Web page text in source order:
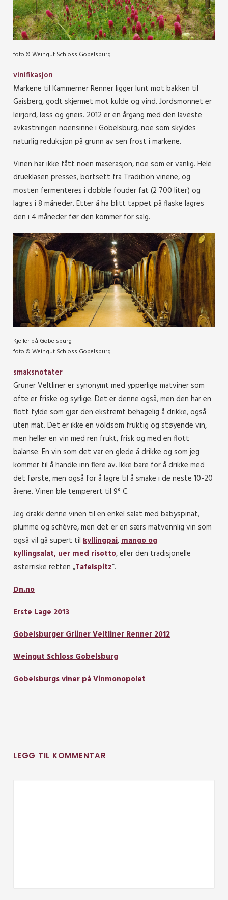
foto © Weingut Schloss Gobelsburg
vinifikasjon
Markene til Kammerner Renner ligger lunt mot bakken til
Gaisberg, godt skjermet mot kulde og vind. Jordsmonnet er
leirjord, løss og gneis. 2012 er en årgang med den laveste
avkastningen noensinne i Gobelsburg, noe som skyldes
naturlig reduksjon på grunn av sen frost i markene.
Vinen har ikke fått noen maserasjon, noe som er vanlig. Hele
drueklasen presses, bortsett fra Tradition vinene, og
mosten fermenteres i dobble fouder fat (2 700 liter) og
lagres i 8 måneder. Etter å ha blitt tappet på flaske lagres
den i 4 måneder før den kommer for salg.
Kjeller på Gobelsburg
foto © Weingut Schloss Gobelsburg
smaksnotater
Gruner Veltliner er synonymt med ypperlige matviner som
ofte er friske og syrlige. Det er denne også, men den har en
flott fylde som gjør den ekstremt behagelig å drikke, også
uten mat. Det er ikke en voldsom fruktig og støyende vin,
men heller en vin med ren frukt, frisk og med en flott
balanse. En vin som det var en glede å drikke og som jeg
kommer til å handle inn flere av. Ikke bare for å drikke med
det første, men også for å lagre til å smake i de neste 10-20
årene. Vinen ble temperert til 9° C.
Jeg drakk denne vinen til en enkel salat med babyspinat,
plumme og schèvre, men det er en særs matvennlig vin som
også vil gå supert til kyllingpai,mango og
kyllingsalat,uer med risotto, eller den tradisjonelle
østerriske retten „Tafelspitz“.
Dn.no
Erste Lage 2013
Gobelsburger Grüner Veltliner Renner 2012
Weingut Schloss Gobelsburg
Gobelsburgs viner på Vinmonopolet
LEGG TIL KOMMENTAR